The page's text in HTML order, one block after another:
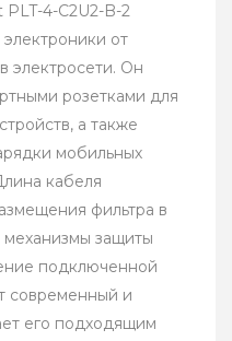
4-C2U2-B-2
от
электросети. Он
розетками для
а также
мобильных
кабеля
фильтра в
защиты
подключенной
современный и
его подходящим